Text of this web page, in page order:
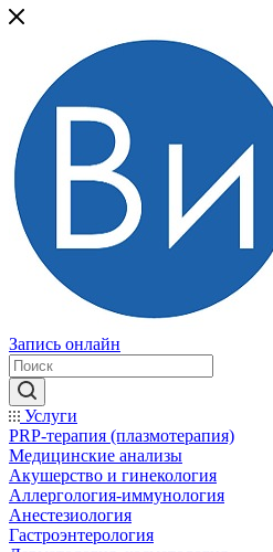
Запись онлайн
Услуги
PRP-терапия (плазмотерапия)
Медицинские анализы
Акушерство и гинекология
Аллергология-иммунология
Анестезиология
Гастроэнтерология